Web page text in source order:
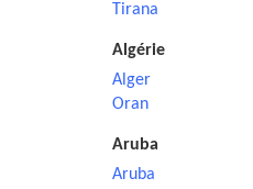
Tirana
Algérie
Alger
Oran
Aruba
Aruba